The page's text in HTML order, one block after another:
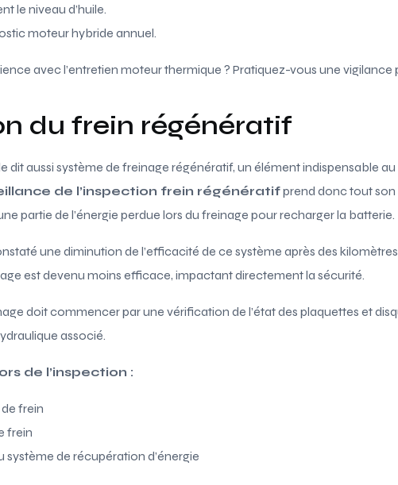
le niveau d’huile.
moteur hybride annuel.
avec l’entretien moteur thermique ? Pratiquez-vous une vigilance
du frein régénératif
dit aussi système de freinage régénératif, un élément indispensable
de l’inspection frein régénératifprend donc tout son
partie de l’énergie perdue lors du freinage pour recharger la batterie.
une diminution de l’efficacité de ce système après des
est devenu moins efficace, impactant directement la sécurité.
doit commencer par une vérification de l’état des plaquettes et
associé.
de l’inspection :
frein
frein
de récupération d’énergie